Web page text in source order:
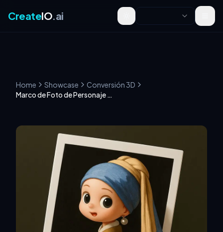
CreateIO.ai Toggle theme
Home Showcase
Conversión 3D
Marco de Foto de Personaje 3D Q-Style